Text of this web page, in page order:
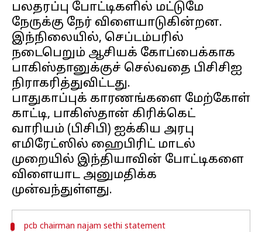
பலதரப்பு போட்டிகளில் மட்டுமே
நேருக்கு நேர் விளையாடுகின்றன.
இந்நிலையில், செப்டம்பரில்
நடைபெறும் ஆசியக் கோப்பைக்காக
பாகிஸ்தானுக்குச் செல்வதை பிசிசிஐ
நிராகரித்துவிட்டது.
பாதுகாப்புக் காரணங்களை மேற்கோள்
காட்டி, பாகிஸ்தான் கிரிக்கெட்
வாரியம் (பிசிபி) ஐக்கிய அரபு
எமிரேட்ஸில் ஹைபிரிட் மாடல்
முறையில் இந்தியாவின் போட்டிகளை
விளையாட அனுமதிக்க
pcb chairman najam sethi statement